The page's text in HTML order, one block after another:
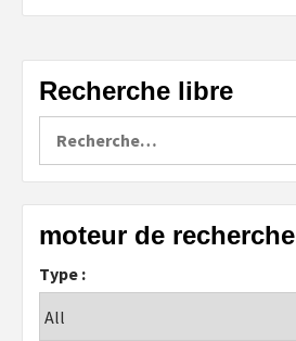
Recherche libre
moteur de recherche
Type :